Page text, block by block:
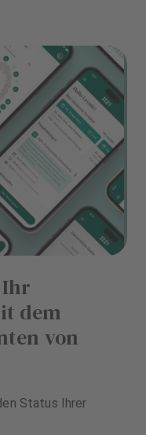
dem
von
Status Ihrer